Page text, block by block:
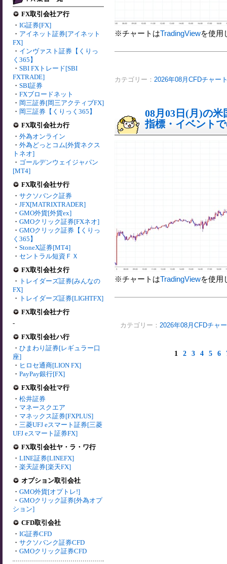
FX取引会社ア行
・ IG証券[FX]
・ アイネット証券[アイネット
FX]
・ インヴァスト証券【くりっ
く365】
・ SBI FXトレード[SBI
FXTRADE]
・ SBI証券
・ FXブロードネット
・ 岡三証券[岡三アクティブFX]
・ 岡三証券【くりっく365】
FX取引会社カ行
・ 外為オンライン
・ 外為どっとコム[外貨ネクス
トネオ]
・ ゴールデンウェイジャパン
[MT4]
FX取引会社サ行
・ サクソバンク証券
・ JFX[MATRIXTRADER]
・ GMO外貨[外貨ex]
・ GMOクリック証券[FXネオ]
・ GMOクリック証券【くりっ
く365】
・ StoneX証券[MT4]
・ セントラル短資ＦＸ
FX取引会社タ行
・ トレイダーズ証券[みんなの
FX]
・ トレイダーズ証券[LIGHTFX]
FX取引会社ナ行
-
FX取引会社ハ行
・ ひまわり証券[レギュラー口
座]
・ ヒロセ通商[LION FX]
・ PayPay銀行[FX]
FX取引会社マ行
・ 松井証券
・ マネースクエア
・ マネックス証券[FXPLUS]
・ 三菱UFJ eスマート証券[三菱
UFJ eスマート証券FX]
FX取引会社ヤ・ラ・ワ行
・ LINE証券[LINEFX]
・ 楽天証券[楽天FX]
オプション取引会社
・ GMO外貨[オプトレ!]
・ GMOクリック証券[外為オプ
ション]
CFD取引会社
・ IG証券CFD
・ サクソバンク証券CFD
・ GMOクリック証券CFD
※チャートはTradingViewを使用
カテゴリー： 2026年08月CFDチャー
08月03日(月)の
指標・イベント
※チャートはTradingViewを使用
カテゴリー： 2026年08月CFDチャ
1 2 3 4 5 6